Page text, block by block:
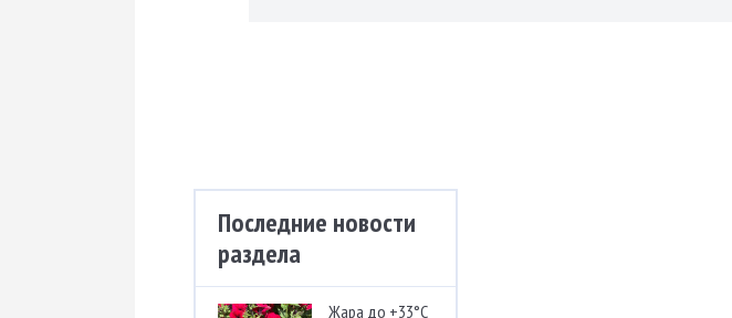
Последние новости
раздела
Жара до +33°C